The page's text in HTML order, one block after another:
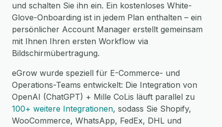
und schalten Sie ihn ein. Ein kostenloses White-
Glove-Onboarding ist in jedem Plan enthalten – ein
persönlicher Account Manager erstellt gemeinsam
mit Ihnen Ihren ersten Workflow via
Bildschirmübertragung.
eGrow wurde speziell für E-Commerce- und
Operations-Teams entwickelt: Die Integration von
OpenAI (ChatGPT) + Mille CoLis läuft parallel zu
100+ weitere Integrationen, sodass Sie Shopify,
WooCommerce, WhatsApp, FedEx, DHL und